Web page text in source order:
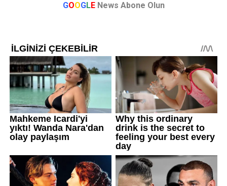
GOOGLE News Abone Olun